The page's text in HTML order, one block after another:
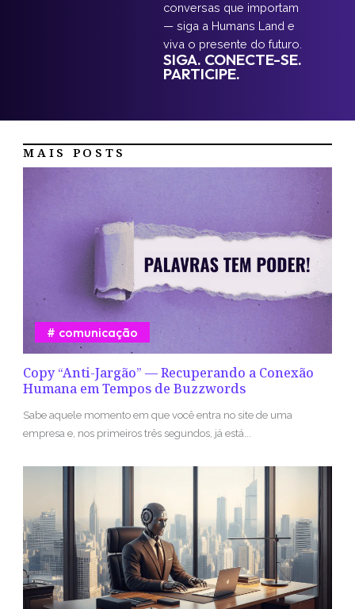
conversas que importam
— siga a Humans Land e
viva o presente do futuro.
SIGA. CONECTE-SE.
PARTICIPE.
MAIS POSTS
Copy “Anti-Jargão” — Recuperando a Conexão
Humana em Tempos de Buzzwords
comunicação
Sabe aquele momento em que você entra no site de uma
empresa e, nos primeiros três segundos, já está...